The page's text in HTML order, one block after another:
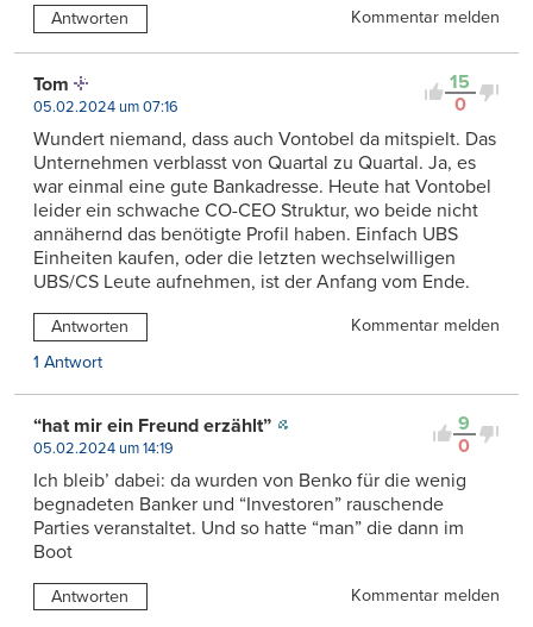
Antworten Kommentar melden
15
0
Tom
05.02.2024 um 07:16
Wundert niemand, dass auch Vontobel da mitspielt. Das
Unternehmen verblasst von Quartal zu Quartal. Ja, es
war einmal eine gute Bankadresse. Heute hat Vontobel
leider ein schwache CO-CEO Struktur, wo beide nicht
annähernd das benötigte Profil haben. Einfach UBS
Einheiten kaufen, oder die letzten wechselwilligen
UBS/CS Leute aufnehmen, ist der Anfang vom Ende.
Antworten
Kommentar melden
1 Antwort
9
0
“hat mir ein Freund erzählt”
05.02.2024 um 14:19
Ich bleib’ dabei: da wurden von Benko für die wenig
begnadeten Banker und “Investoren” rauschende
Parties veranstaltet. Und so hatte “man” die dann im
Boot
Antworten Kommentar melden